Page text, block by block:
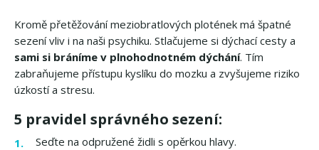
Kromě přetěžování meziobratlových plotének má špatné
sezení vliv i na naši psychiku. Stlačujeme si dýchací cesty a
sami si bráníme v plnohodnotném dýchání. Tím
zabraňujeme přístupu kyslíku do mozku a zvyšujeme riziko
úzkostí a stresu.
5 pravidel správného sezení:
Seďte na odpružené židli s opěrkou hlavy.